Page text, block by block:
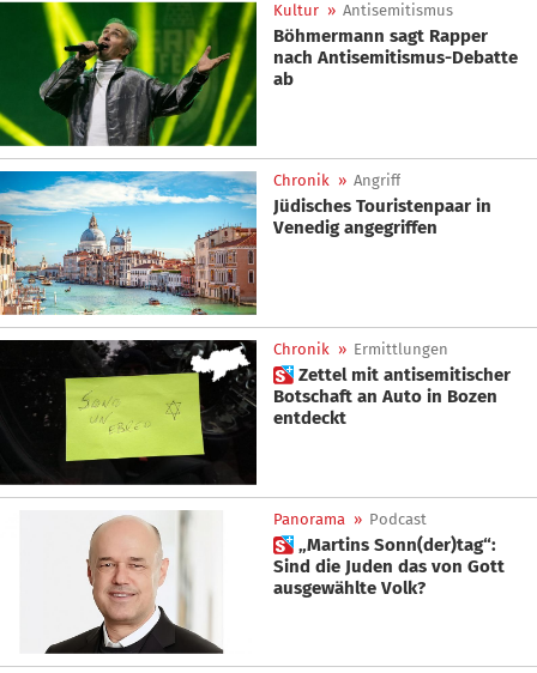
Kultur » Antisemitismus
Böhmermann sagt Rapper
nach Antisemitismus-Debatte
ab
Chronik » Angriff
Jüdisches Touristenpaar in
Venedig angegriffen
Chronik » Ermittlungen
 Zettel mit antisemitischer
Botschaft an Auto in Bozen
entdeckt
Panorama » Podcast
 „Martins Sonn(der)tag“:
Sind die Juden das von Gott
ausgewählte Volk?